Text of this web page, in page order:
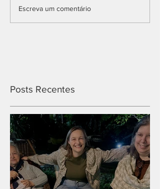
Escreva um comentário
Posts Recentes